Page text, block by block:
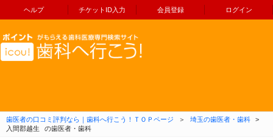
ヘルプ チケットID入力 会員登録 ログイン
コンテンツへ移動
歯医者の口コミ評判なら｜歯科へ行こう！ＴＯＰページ ＞ 埼玉の歯医者・歯科
>
入間郡越生
の歯医者・歯科